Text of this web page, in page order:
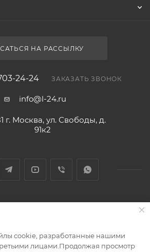
НА РАССЫЛКУ
24-24 ЗАКАЗАТЬ ЗВОНОК
info@l-24.ru
г. Москва, ул. Свободы, д.
91к2
cookie, разработанные нашими
лицами.Продолжая просмотр